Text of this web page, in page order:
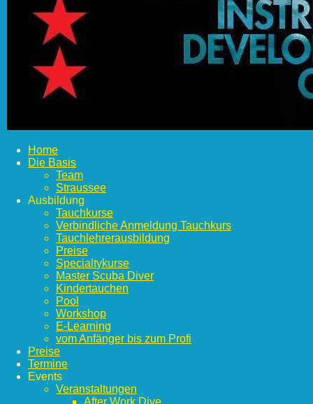
Home
Die Basis
Team
Straussee
Ausbildung
Tauchkurse
Verbindliche Anmeldung Tauchkurs
Tauchlehrerausbildung
Preise
Specialtykurse
Master Scuba Diver
Kindertauchen
Pool
Workshop
E-Learning
vom Anfänger bis zum Profi
Preise
Termine
Events
Veranstaltungen
After Work Dive